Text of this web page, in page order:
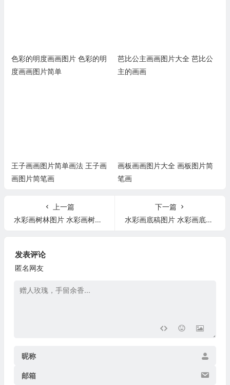
色彩的明度画画图片 色彩的明
度画画图片简单
芭比公主画画图片大全 芭比公
主的画画
王子画画图片简单画法 王子画
画图片简笔画
画板画画图片大全 画板图片简
笔画
上一篇
水彩画树林图片 水彩画树林简单
下一篇
水彩画底稿图片 水彩画底稿图片花朵
发表评论
匿名网友
昵称
邮箱